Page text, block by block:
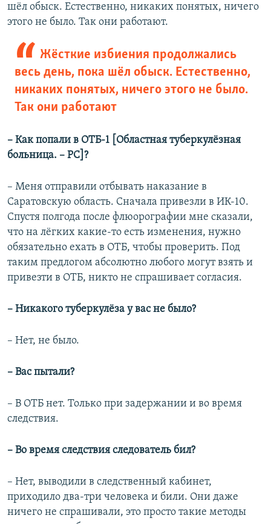
шёл обыск. Естественно, никаких понятых, ничего
этого не было. Так они работают.
Жёсткие избиения продолжались
весь день, пока шёл обыск. Естественно,
никаких понятых, ничего этого не было.
Так они работают
– Как попали в ОТБ-1 [Областная туберкулёзная
больница. – РС]?
– Меня отправили отбывать наказание в
Саратовскую область. Сначала привезли в ИК-10.
Спустя полгода после флюорографии мне сказали,
что на лёгких какие-то есть изменения, нужно
обязательно ехать в ОТБ, чтобы проверить. Под
таким предлогом абсолютно любого могут взять и
привезти в ОТБ, никто не спрашивает согласия.
– Никакого туберкулёза у вас не было?
– Нет, не было.
– Вас пытали?
– В ОТБ нет. Только при задержании и во время
следствия.
– Во время следствия следователь бил?
– Нет, выводили в следственный кабинет,
приходило два-три человека и били. Они даже
ничего не спрашивали, это просто такие методы